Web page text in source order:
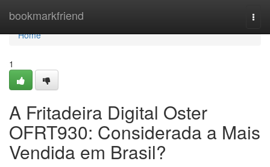
bookmarkfriend
Home
Home
1
A Fritadeira Digital Oster
OFRT930: Considerada a Mais
Vendida em Brasil?